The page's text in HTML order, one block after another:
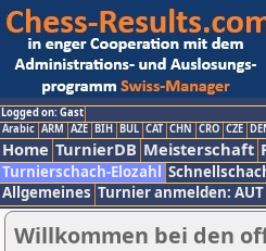
Logged on: Gast
Arabic ARM AZE BIH BUL CAT CHN CRO CZE
Home TurnierDB Meisterschaft
Turnierschach-Elozahl
Allgemeines Turnier anmelden: AUT
Willkommen bei den